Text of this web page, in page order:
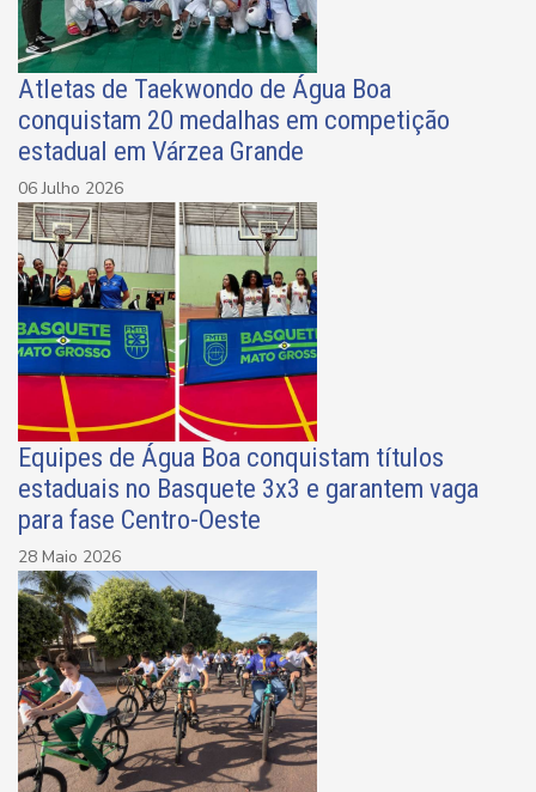
Atletas de Taekwondo de Água Boa
conquistam 20 medalhas em competição
estadual em Várzea Grande
06 Julho 2026
Equipes de Água Boa conquistam títulos
estaduais no Basquete 3x3 e garantem vaga
para fase Centro-Oeste
28 Maio 2026